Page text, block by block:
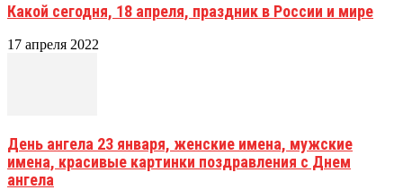
Какой сегодня, 18 апреля, праздник в России и мире
17 апреля 2022
День ангела 23 января, женские имена, мужские
имена, красивые картинки поздравления с Днем
ангела